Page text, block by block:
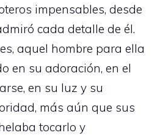
impensables, desde
cada detalle de él.
aquel hombre para ella
en su adoración, en el
en su luz y su
más aún que sus
tocarlo y